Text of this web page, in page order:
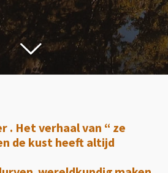
. Het verhaal van “ ze
de kust heeft altijd